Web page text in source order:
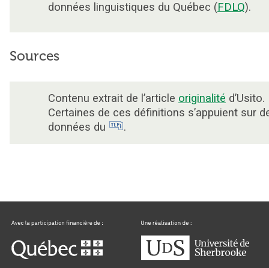
données linguistiques du Québec (FDLQ).
Sources
Contenu extrait de l’article originalité d’Usito.
Certaines de ces définitions s’appuient sur
données du
.